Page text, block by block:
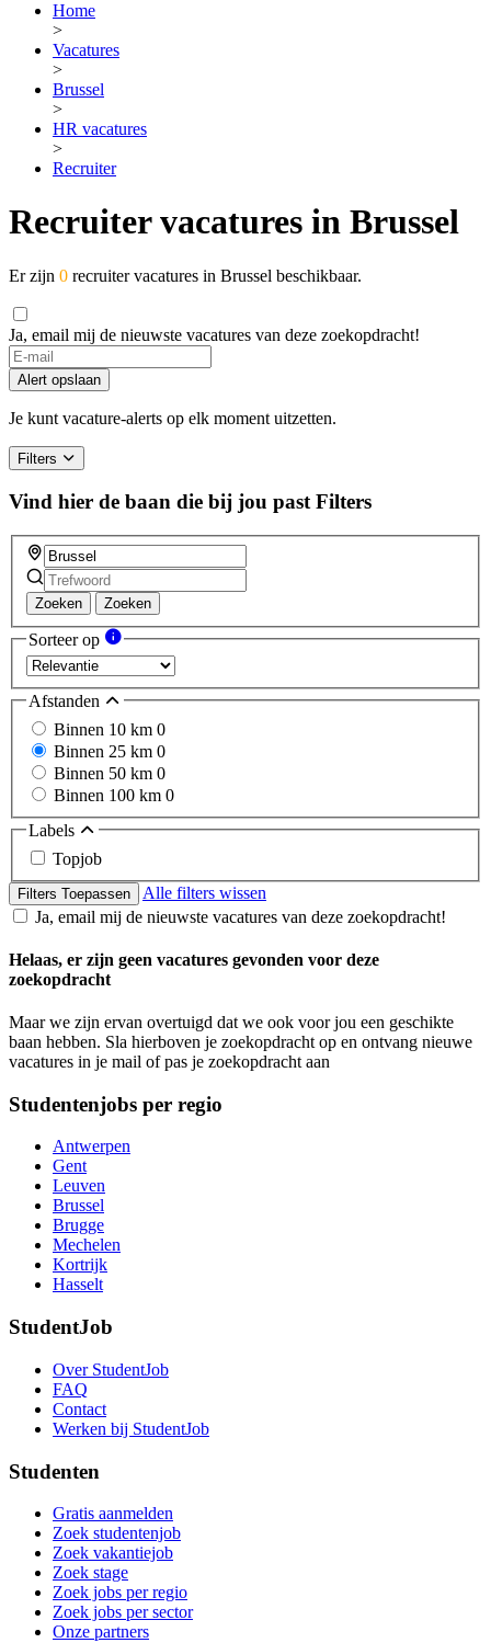
Home
>
Vacatures
>
Brussel
>
HR vacatures
>
Recruiter
Recruiter vacatures in Brussel
Er zijn 0 recruiter vacatures in Brussel beschikbaar.
Ja, email mij de nieuwste vacatures van deze zoekopdracht!
Alert opslaan
Je kunt vacature-alerts op elk moment uitzetten.
Filters
Vind hier de baan die bij jou past Filters
Zoeken Zoeken
Sorteer op
Afstanden
Binnen 10 km 0
Binnen 25 km 0
Binnen 50 km 0
Binnen 100 km 0
Labels
Topjob
Filters Toepassen
Alle filters wissen
Ja, email mij de nieuwste vacatures van deze zoekopdracht!
Helaas, er zijn geen vacatures gevonden voor deze
zoekopdracht
Maar we zijn ervan overtuigd dat we ook voor jou een geschikte
baan hebben. Sla hierboven je zoekopdracht op en ontvang nieuwe
vacatures in je mail of pas je zoekopdracht aan
Studentenjobs per regio
Antwerpen
Gent
Leuven
Brussel
Brugge
Mechelen
Kortrijk
Hasselt
StudentJob
Over StudentJob
FAQ
Contact
Werken bij StudentJob
Studenten
Gratis aanmelden
Zoek studentenjob
Zoek vakantiejob
Zoek stage
Zoek jobs per regio
Zoek jobs per sector
Onze partners